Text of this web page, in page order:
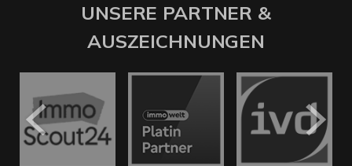
UNSERE PARTNER &
AUSZEICHNUNGEN